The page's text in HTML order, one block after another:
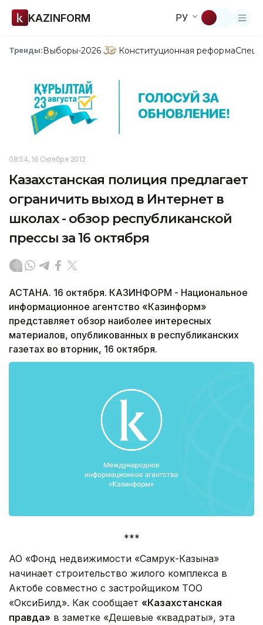
KAZINFORM РУ
Тренды:Выборы-2026 Конституционная реформа
08:54, 16 Октября 2012
Казахстанская полиция предлагает
ограничить выход в Интернет в
школах - обзор республиканской
прессы за 16 октября
АСТАНА. 16 октября. КАЗИНФОРМ - Национальное
информационное агентство «Казинформ»
представляет обзор наиболее интересных
материалов, опубликованных в республиканских
газетах во вторник, 16 октября.
***
АО «Фонд недвижимости «Самрук-Казына»
начинает строительство жилого комплекса в
Актобе совместно с застройщиком ТОО
«ОксиБилд». Как сообщает «Казахстанская
правда» в заметке «Дешевые «квадраты», эта